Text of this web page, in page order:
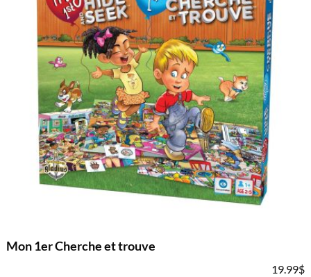
Mon 1er Cherche et trouve
19.99$